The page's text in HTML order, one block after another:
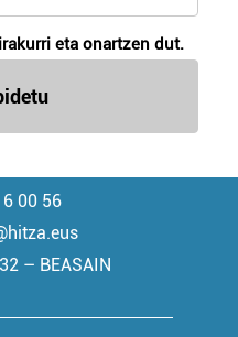
irakurri eta onartzen dut.
00 56
– BEASAIN